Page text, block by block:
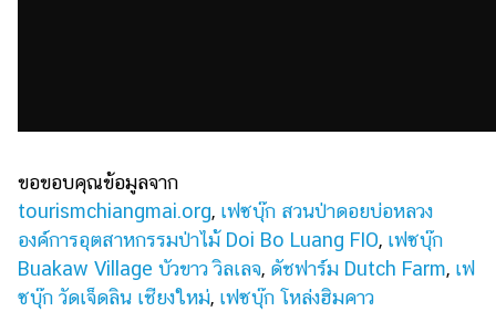
ขอขอบคุณข้อมูลจาก
tourismchiangmai.org, เฟซบุ๊ก สวนป่าดอยบ่อหลวง
องค์การอุตสาหกรรมป่าไม้ Doi Bo Luang FIO, เฟซบุ๊ก
Buakaw Village บัวขาว วิลเลจ, ดัชฟาร์ม Dutch Farm, เฟ
ซบุ๊ก วัดเจ็ดลิน เชียงใหม่, เฟซบุ๊ก โหล่งฮิมคาว